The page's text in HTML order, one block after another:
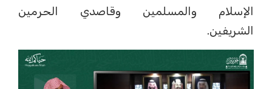
الإسلام والمسلمين وقاصدي الحرمين
الشريفين.